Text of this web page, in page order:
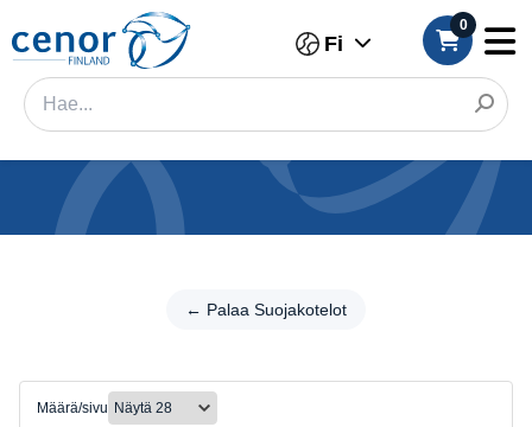
Fi
0
← Palaa Suojakotelot
Lompakkokotelot
Tuotemerkki
Määrä/sivu